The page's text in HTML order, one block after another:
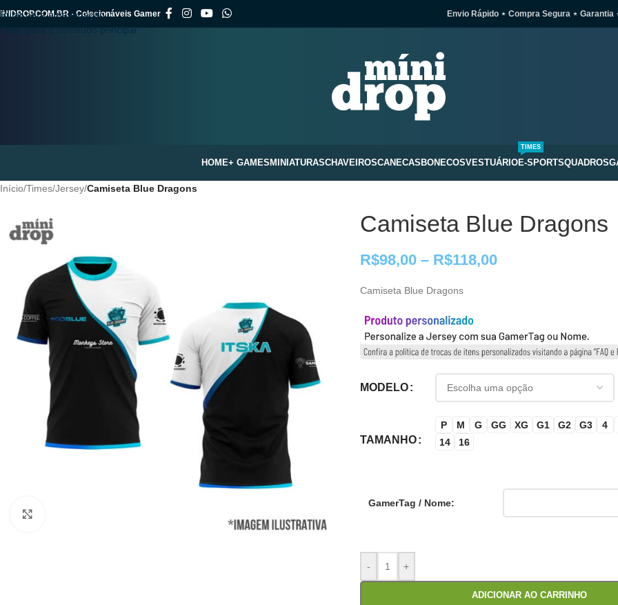
Pular para a navegação
Pular para o conteúdo principal
- Colecionáveis Gamer Envio Rápido ⋆ Compra Segura ⋆ Garantia
HOME+ GAMES MINIATURASCHAVEIROSCANECAS BONECOSVESTUÁRIOE-SPORTS
TIMES
QUADROS
Início/Times/Jersey/Camiseta Blue Dragons
Camiseta Blue Dragons
R$98,00 – R$118,00
Camiseta Blue Dragons
MODELO
TAMANHO
P M G GG XG G1 G2 G3
4
14
16
GamerTag / Nome:
- +
ADICIONAR AO CARRINHO